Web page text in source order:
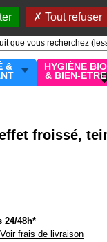
Tout refuser
Mon compte
&
HYGIÈNE BIO
& BIEN-ETRE
froissé,
24/48h*
Voir frais de livraison